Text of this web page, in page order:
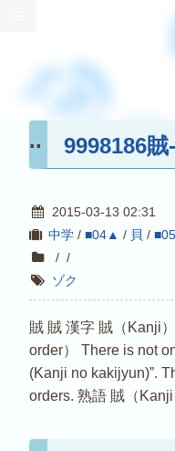
9998186賊
2015-03-13
中学/ ■04▲ / 貝 /
/ /
ゾク
賊 賊 漢字 賊（Kanji
order） There is not
(Kanji no kakijyun)”.
orders. 熟語 賊（Kanji